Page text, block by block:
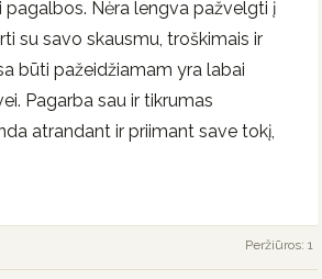
Nėra lengva pažvelgti į
su savo skausmu, troškimais ir
būti pažeidžiamam yra labai
Pagarba sau ir tikrumas
atrandant ir priimant save tokį,
Peržiūros: 1